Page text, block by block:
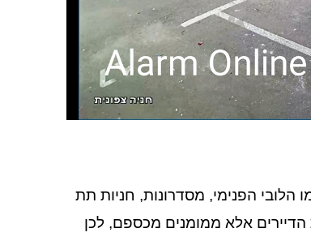
הלובי הפנימי, מסדרונות, חניות תת
הדיירים אלא ממומנים מכספם, לכן